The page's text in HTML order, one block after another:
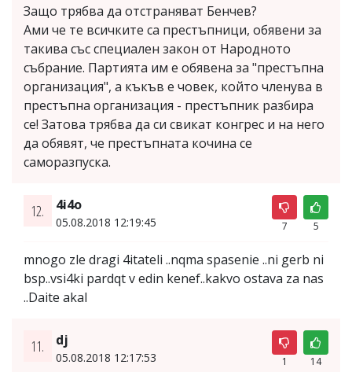
Защо трябва да отстраняват Бенчев?
Ами че те всичките са престъпници, обявени за
такива със специален закон от Народното
събрание. Партията им е обявена за "престъпна
организация", а къкъв е човек, който членува в
престъпна организация - престъпник разбира
се! Затова трябва да си свикат конгрес и на него
да обявят, че престъпната кочина се
саморазпуска.
12. 4i4o
05.08.2018 12:19:45 7 5
mnogo zle dragi 4itateli ..nqma spasenie ..ni gerb ni
bsp..vsi4ki pardqt v edin kenef..kakvo ostava za nas
..Daite akal
11. dj
05.08.2018 12:17:53 1 14